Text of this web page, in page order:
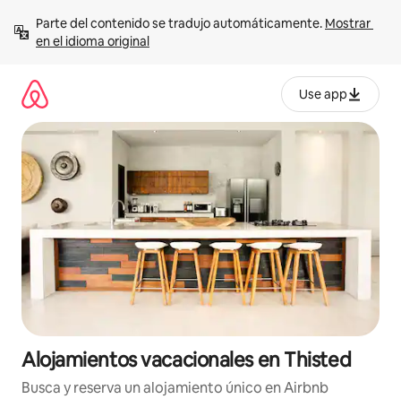
contenido
Parte del contenido se tradujo automáticamente. Mostrar
en el idioma original
Use app
Alojamientos vacacionales en Thisted
Busca y reserva un alojamiento único en Airbnb